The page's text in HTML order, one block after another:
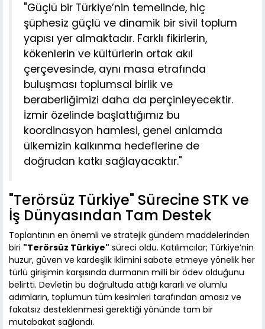
"Güçlü bir Türkiye’nin temelinde, hiç
şüphesiz güçlü ve dinamik bir sivil toplum
yapısı yer almaktadır. Farklı fikirlerin,
kökenlerin ve kültürlerin ortak akıl
çerçevesinde, aynı masa etrafında
buluşması toplumsal birlik ve
beraberliğimizi daha da perçinleyecektir.
İzmir özelinde başlattığımız bu
koordinasyon hamlesi, genel anlamda
ülkemizin kalkınma hedeflerine de
doğrudan katkı sağlayacaktır."
"Terörsüz Türkiye" Sürecine STK ve
İş Dünyasından Tam Destek
Toplantının en önemli ve stratejik gündem maddelerinden
biri "Terörsüz Türkiye" süreci oldu. Katılımcılar; Türkiye’nin
huzur, güven ve kardeşlik iklimini sabote etmeye yönelik her
türlü girişimin karşısında durmanın milli bir ödev olduğunu
belirtti. Devletin bu doğrultuda attığı kararlı ve olumlu
adımların, toplumun tüm kesimleri tarafından amasız ve
fakatsız desteklenmesi gerektiği yönünde tam bir
mutabakat sağlandı.